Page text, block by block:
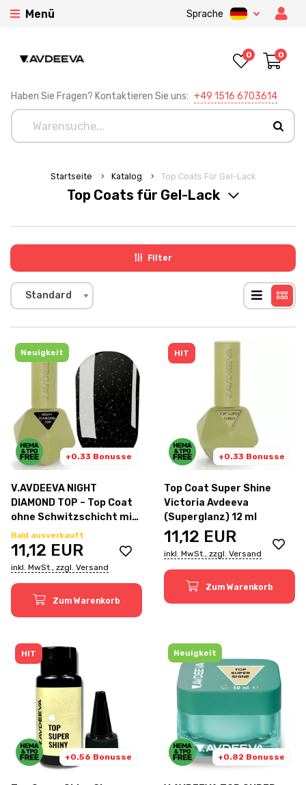
Menü Sprache
Haben Sie Fragen? Kontaktieren Sie uns: +49 1516 6703614
0 0
Startseite Katalog Top Coats Für Gel-Lack
Top Coats für Gel-Lack
Filter
Standard
Neuigkeit
+0.33 Bonusse
V.AVDEEVA NIGHT
DIAMOND TOP – Top Coat
ohne Schwitzschicht mit
lichtreflektierenden
Partikeln, 12 ml
Bald ausverkauft
11,12 EUR
inkl. MwSt., zzgl. Versand
Zum Warenkorb
HIT
+0.33 Bonusse
Top Coat Super Shine
Victoria Avdeeva
(Superglanz) 12 ml
11,12 EUR
inkl. MwSt., zzgl. Versand
Zum Warenkorb
HIT
+0.56 Bonusse
Neuigkeit
+0.82 Bonusse